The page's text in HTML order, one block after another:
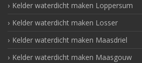
Kelder waterdicht maken Loppersum
Kelder waterdicht maken Losser
Kelder waterdicht maken Maasdriel
Kelder waterdicht maken Maasgouw